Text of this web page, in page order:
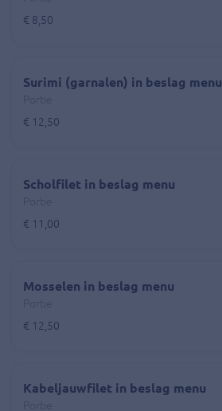
€ 8,50
Surimi (garnalen) in beslag menu
€ 12,50
Scholfilet in beslag menu
€ 11,00
Mosselen in beslag menu
€ 12,50
Kabeljauwfilet in beslag menu